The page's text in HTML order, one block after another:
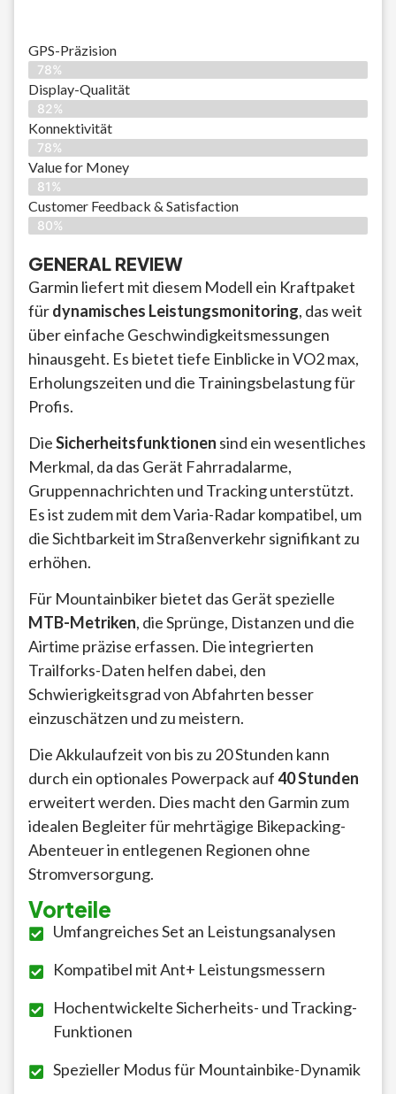
GPS-Präzision
78%
Display-Qualität
82%
Konnektivität
78%
Value for Money
81%
Customer Feedback & Satisfaction​
80%
GENERAL REVIEW
Garmin liefert mit diesem Modell ein Kraftpaket
fürdynamisches Leistungsmonitoring, das weit
über einfache Geschwindigkeitsmessungen
hinausgeht. Es bietet tiefe Einblicke in VO2 max,
Erholungszeiten und die Trainingsbelastung für
Profis.
DieSicherheitsfunktionen sind ein wesentliches
Merkmal, da das Gerät Fahrradalarme,
Gruppennachrichten und Tracking unterstützt.
Es ist zudem mit dem Varia-Radar kompatibel, um
die Sichtbarkeit im Straßenverkehr signifikant zu
erhöhen.
Für Mountainbiker bietet das Gerät spezielle
MTB-Metriken, die Sprünge, Distanzen und die
Airtime präzise erfassen. Die integrierten
Trailforks-Daten helfen dabei, den
Schwierigkeitsgrad von Abfahrten besser
einzuschätzen und zu meistern.
Die Akkulaufzeit von bis zu 20 Stunden kann
durch ein optionales Powerpack auf40 Stunden
erweitert werden. Dies macht den Garmin zum
idealen Begleiter für mehrtägige Bikepacking-
Abenteuer in entlegenen Regionen ohne
Stromversorgung.
Vorteile
Umfangreiches Set an Leistungsanalysen
Kompatibel mit Ant+ Leistungsmessern
Hochentwickelte Sicherheits- und Tracking-
Funktionen
Spezieller Modus für Mountainbike-Dynamik